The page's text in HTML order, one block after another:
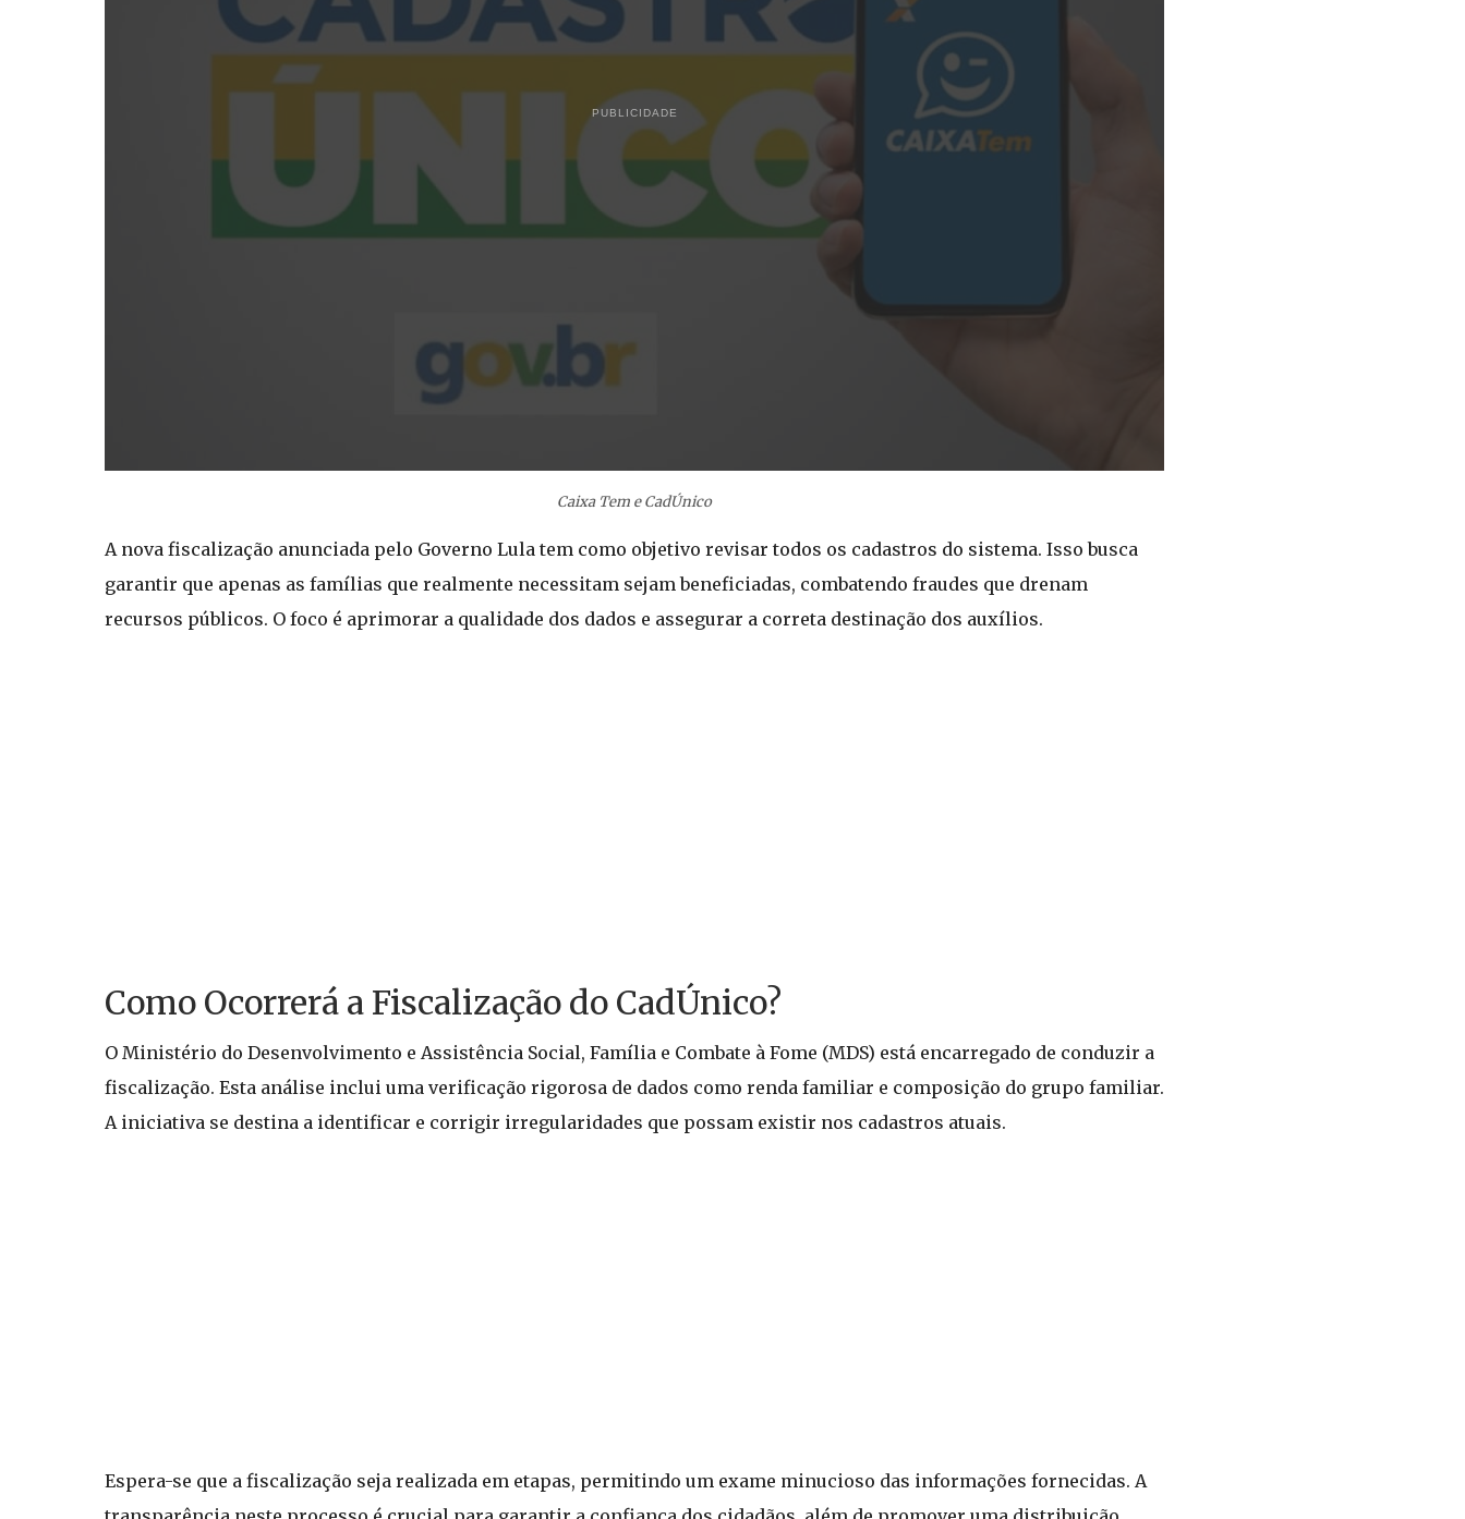
PUBLICIDADE
Caixa Tem e CadÚnico
A nova fiscalização anunciada pelo Governo Lula tem como objetivo revisar todos os cadastros do sistema. Isso busca
garantir que apenas as famílias que realmente necessitam sejam beneficiadas, combatendo fraudes que drenam
recursos públicos. O foco é aprimorar a qualidade dos dados e assegurar a correta destinação dos auxílios.
Como Ocorrerá a Fiscalização do CadÚnico?
O Ministério do Desenvolvimento e Assistência Social, Família e Combate à Fome (MDS) está encarregado de conduzir a
fiscalização. Esta análise inclui uma verificação rigorosa de dados como renda familiar e composição do grupo familiar.
A iniciativa se destina a identificar e corrigir irregularidades que possam existir nos cadastros atuais.
Espera-se que a fiscalização seja realizada em etapas, permitindo um exame minucioso das informações fornecidas. A